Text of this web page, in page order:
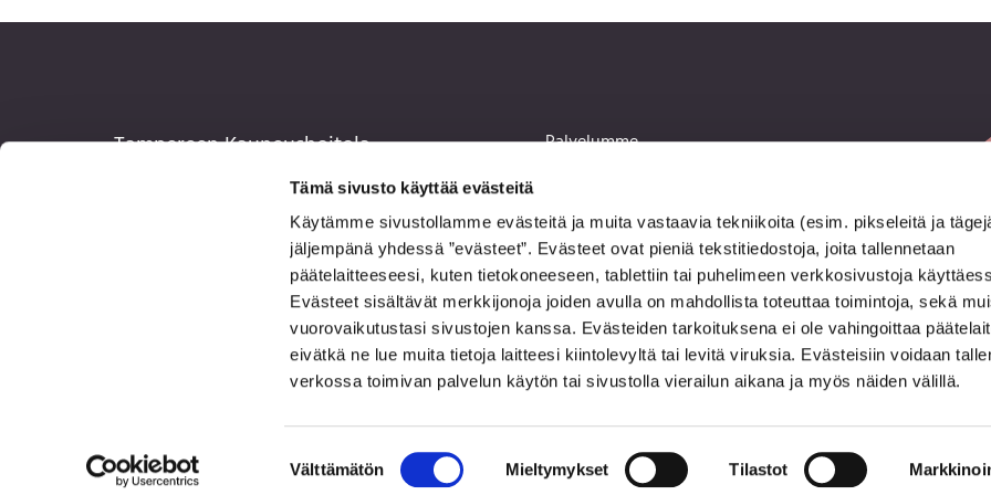
Tämä sivusto käyttää evästeitä
Käytämme sivustollamme evästeitä ja muita vastaavia tekniikoita (esim. pikseleitä ja
jäljempänä yhdessä ”evästeet”. Evästeet ovat pieniä tekstitiedostoja, joita tallennetaan
päätelaitteeseesi, kuten tietokoneeseen, tablettiin tai puhelimeen verkkosivustoja
Evästeet sisältävät merkkijonoja joiden avulla on mahdollista toteuttaa toimintoja, sekä
vuorovaikutustasi sivustojen kanssa. Evästeiden tarkoituksena ei ole vahingoittaa
eivätkä ne lue muita tietoja laitteesi kiintolevyltä tai levitä viruksia. Evästeisiin voidaan
verkossa toimivan palvelun käytön tai sivustolla vierailun aikana ja myös näiden välillä.
valinta
Välttämätön Mieltymykset Tilastot
Tampereen Kauneushoitola
info@tampereenkauneushoitola.fi
Palvelumme
Käsihoidot
Jalkahoidot
Ripset ja kulmat
Ihokarvojen poisto
Hoitotuotteet